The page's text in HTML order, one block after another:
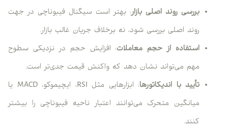
بررسی روند اصلی بازار: بهتر است سیگنال فیبوناچی در جهت
روند اصلی بررسی شود، نه برخلاف جریان غالب بازار.
استفاده از حجم معاملات: افزایش حجم در نزدیکی سطوح
مهم می‌تواند نشان دهد که واکنش قیمت جدی‌تر است.
تأیید با اندیکاتورها
: ابزارهایی مثل RSI، ایچیموکو، MACD یا
میانگین متحرک می‌توانند اعتبار ناحیه فیبوناچی را بیشتر
کنند.